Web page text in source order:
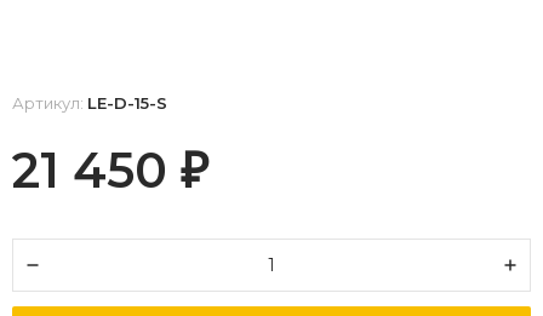
Артикул: LE-D-15-S
21 450 ₽